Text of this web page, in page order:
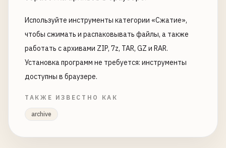
Используйте инструменты категории «Сжатие»,
чтобы сжимать и распаковывать файлы, а также
работать с архивами ZIP, 7z, TAR, GZ и RAR.
Установка программ не требуется: инструменты
доступны в браузере.
ТАКЖЕ ИЗВЕСТНО КАК
archive